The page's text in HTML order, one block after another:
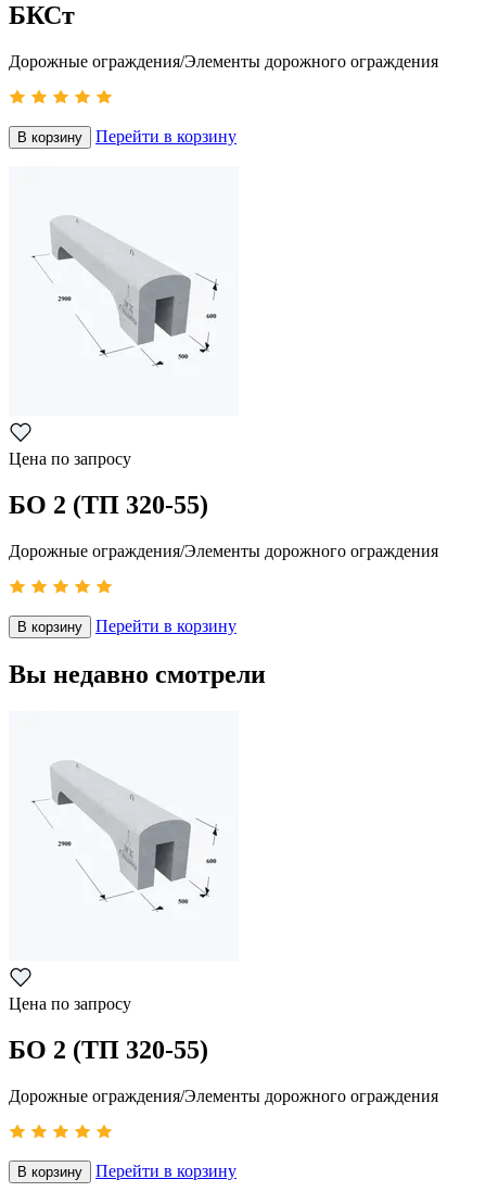
БКСт
Дорожные ограждения/Элементы дорожного ограждения
В корзину Перейти в корзину
Цена по запросу
БО 2 (ТП 320-55)
Дорожные ограждения/Элементы дорожного ограждения
В корзину Перейти в корзину
Вы недавно смотрели
Цена по запросу
БО 2 (ТП 320-55)
Дорожные ограждения/Элементы дорожного ограждения
В корзину Перейти в корзину